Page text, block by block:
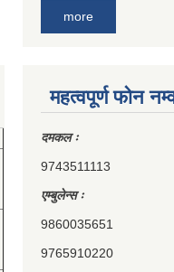
more
महत्वपूर्ण फोन
दमकल ः
9743511113
एम्बुलेन्स ः
9860035651
9765910220